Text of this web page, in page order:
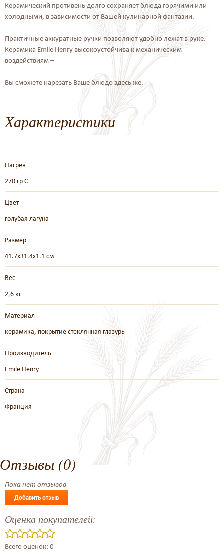
Керамический противень долго сохраняет блюда горячими или
холодными, в зависимости от Вашей кулинарной фантазии.
Практичные аккуратные ручки позволяют удобно лежат в руке.
Керамика Emile Henry высокоустойчива к механическим
воздействиям –
Вы сможете нарезать Ваше блюдо здесь же.
Характеристики
Нагрев
270 гр С
Цвет
голубая лагуна
Размер
41.7х31.4х1.1 см
Вес
2,6 кг
Материал
керамика, покрытие стеклянная глазурь
Производитель
Emile Henry
Страна
Франция
Отзывы (0)
Пока нет отзывов
Добавить отзыв
Оценка покупателей:
Всего оценок: 0